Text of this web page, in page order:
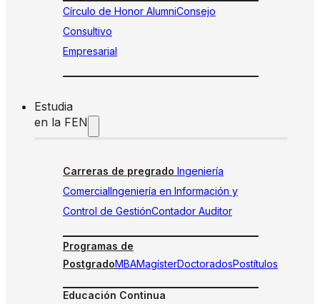
Círculo de Honor AlumniConsejo
Consultivo
Empresarial
Estudia
en la FEN
Carreras de pregrado Ingeniería
ComercialIngeniería en Información y
Control de GestiónContador Auditor
Programas de
PostgradoMBAMagísterDoctoradosPostítulos
Educación Continua